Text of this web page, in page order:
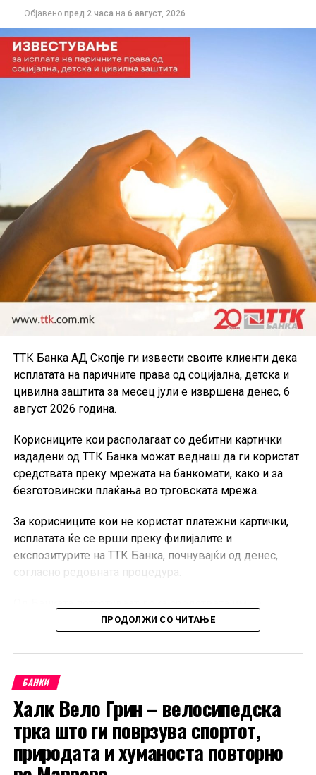
Објавено пред 2 часа на 6 август, 2026
ТТК Банка АД Скопје ги извести своите клиенти дека
исплатата на паричните права од социјална, детска и
цивилна заштита за месец јули е извршена денес, 6
август 2026 година.
Корисниците кои располагаат со дебитни картички
издадени од ТТК Банка можат веднаш да ги користат
средствата преку мрежата на банкомати, како и за
безготовински плаќања во трговската мрежа.
За корисниците кои не користат платежни картички,
исплатата ќе се врши преку филијалите и
експозитурите на ТТК Банка, почнувајќи од денес,
согласно редовната процедура.
достапни на сите корисници во согласност со
ПРОДОЛЖИ СО ЧИТАЊЕ
БАНКИ
Халк Вело Грин – велосипедска
трка што ги поврзува спортот,
природата и хуманоста повторно